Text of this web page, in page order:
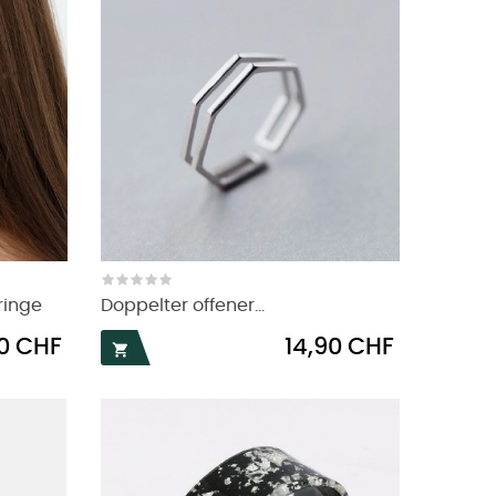
CHF
Doppelter offener...

Preis
14,90 CHF